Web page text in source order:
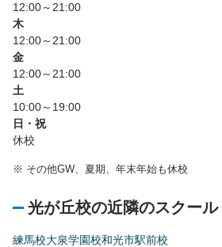
12:00～21:00
木
12:00～21:00
金
12:00～21:00
土
10:00～19:00
日・祝
休校
※ その他GW、夏期、年末年始も休校
光が丘校の近隣のスクール
練馬校大泉学園校和光市駅前校